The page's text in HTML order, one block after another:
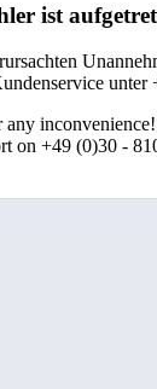
ist
on +49 (0)30 -